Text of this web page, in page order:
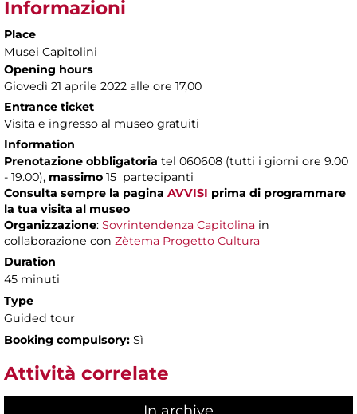
Informazioni
Place
Musei Capitolini
Opening hours
Giovedì 21 aprile 2022 alle ore 17,00
Entrance ticket
Visita e ingresso al museo gratuiti
Information
Prenotazione obbligatoria tel 060608 (tutti i giorni ore 9.00
- 19.00), massimo 15 partecipanti
Consulta sempre la pagina AVVISI prima di programmare
la tua visita al museo
Organizzazione: Sovrintendenza Capitolina in
collaborazione con Zètema Progetto Cultura
Duration
45 minuti
Type
Guided tour
Booking compulsory: Sì
Attività correlate